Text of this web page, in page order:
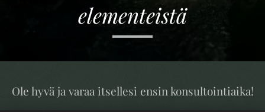
elementeistä
Ole hyvä ja varaa itsellesi ensin konsultointiaika!